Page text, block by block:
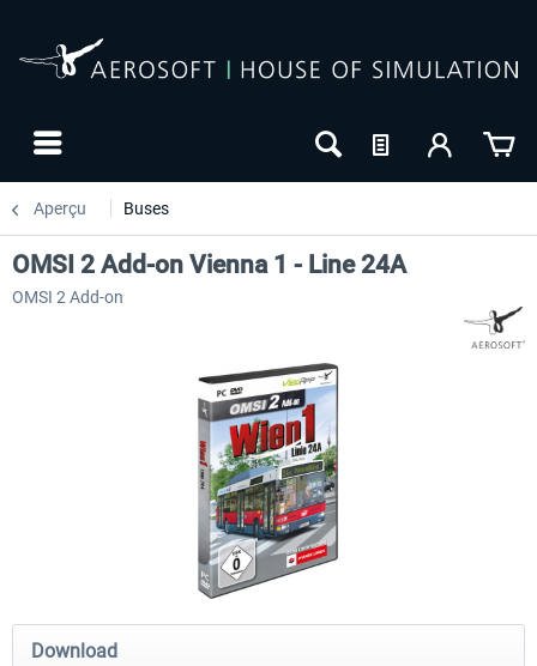
Aperçu Buses
OMSI 2 Add-on Valiant Citybus 7700
Hybrid
OMSI 2 Add-on IVECO Bus
OMSI 2 Add-on Vienna 1 - Line 24A
OMSI 2 Add-on
Download